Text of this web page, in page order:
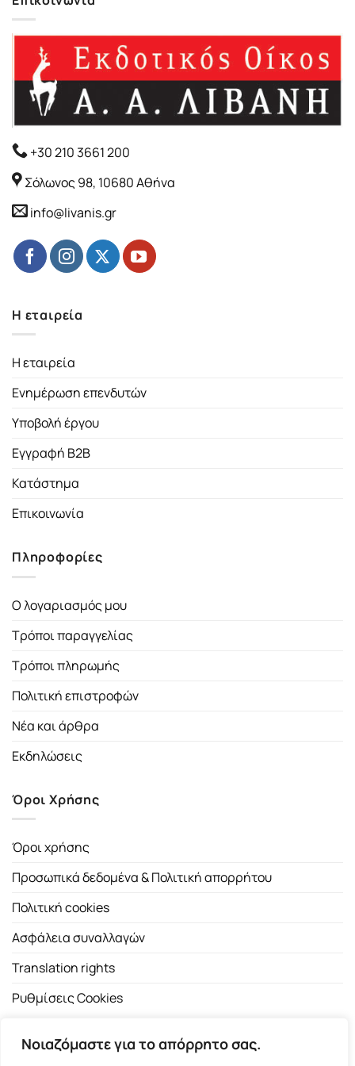
Νοιαζόμαστε για το απόρρητο σας.
+30 210 3661 200
Σόλωνος 98, 10680 Αθήνα
info@livanis.gr
Η εταιρεία
Η εταιρεία
Ενημέρωση επενδυτών
Υποβολή έργου
Εγγραφή B2B
Κατάστημα
Επικοινωνία
Πληροφορίες
Ο λογαριασμός μου
Τρόποι παραγγελίας
Τρόποι πληρωμής
Πολιτική επιστροφών
Νέα και άρθρα
Εκδηλώσεις
Όροι Χρήσης
Όροι χρήσης
Προσωπικά δεδομένα & Πολιτική απορρήτου
Πολιτική cookies
Ασφάλεια συναλλαγών
Translation rights
Ρυθμίσεις Cookies